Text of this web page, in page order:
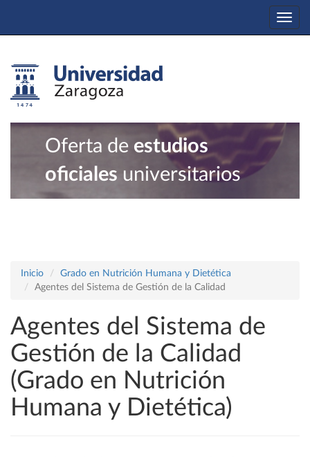
Oferta de estudios
oficiales universitarios
Inicio
Grado en Nutrición Humana y Dietética
Agentes del Sistema de Gestión de la Calidad
Agentes del Sistema de
Gestión de la Calidad
(Grado en Nutrición
Humana y Dietética)